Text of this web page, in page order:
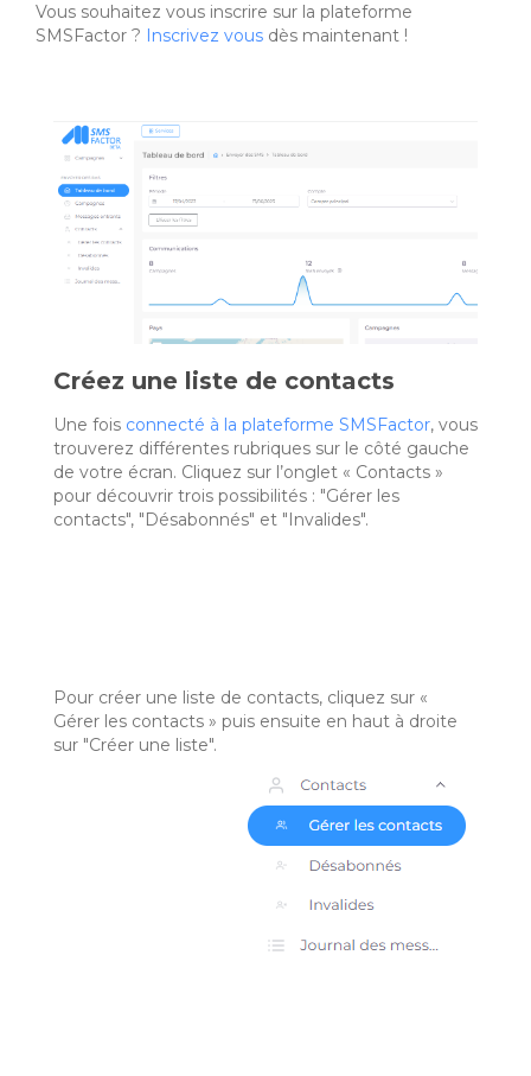
Vous souhaitez vous inscrire sur la plateforme
SMSFactor ? Inscrivez vous dès maintenant !
Créez une liste de contacts
Une fois connecté à la plateforme SMSFactor, vous
trouverez différentes rubriques sur le côté gauche
de votre écran. Cliquez sur l’onglet « Contacts »
pour découvrir trois possibilités : "Gérer les
contacts", "Désabonnés" et "Invalides".
Pour créer une liste de contacts, cliquez sur «
Gérer les contacts » puis ensuite en haut à droite
sur "Créer une liste".